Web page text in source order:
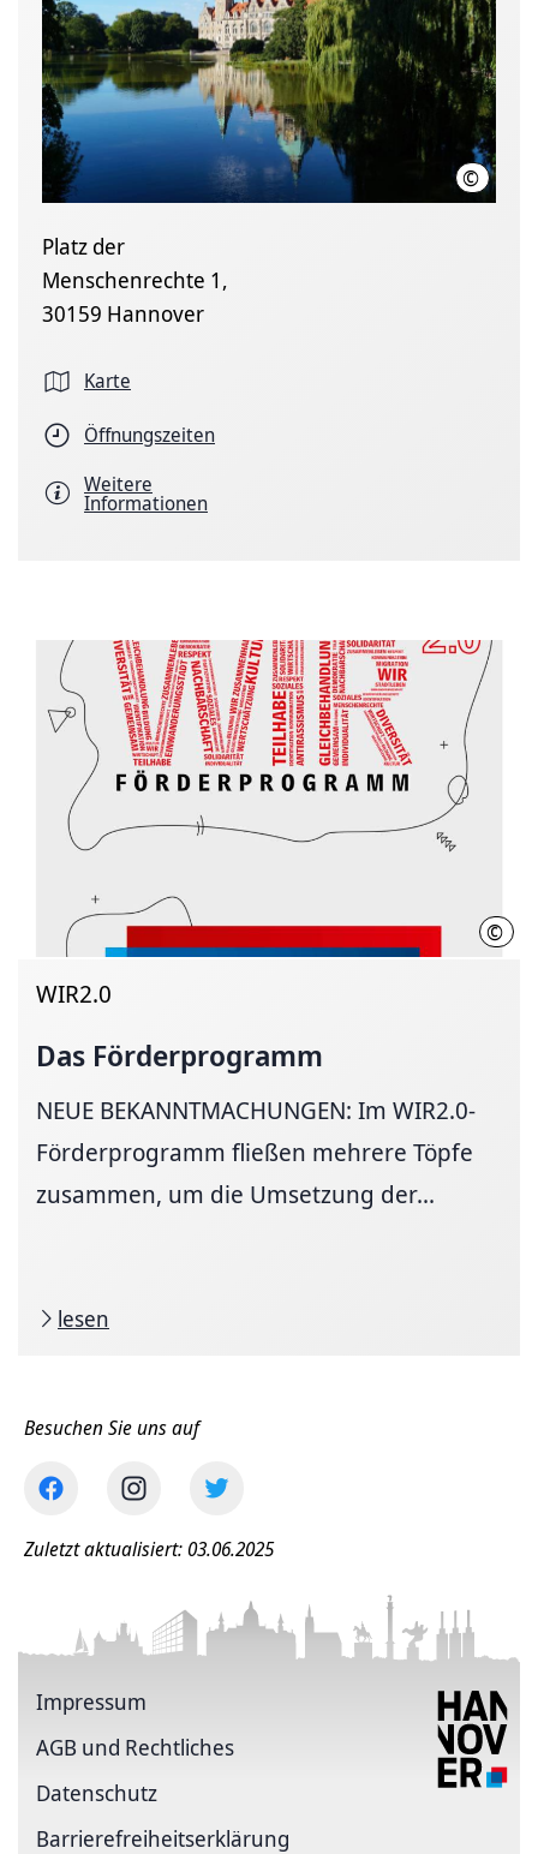
© LHH
Platz der
Menschenrechte 1,
30159 Hannover
Karte
Öffnungszeiten
Weitere
Informationen
© LHH
WIR2.0
Das Förderprogramm
NEUE BEKANNTMACHUNGEN: Im WIR2.0-
Förderprogramm fließen mehrere Töpfe
zusammen, um die Umsetzung der...
lesen
Besuchen Sie uns auf
Zuletzt aktualisiert: 03.06.2025
Impressum
AGB und Rechtliches
Datenschutz
Barriere­freiheits­erklärung